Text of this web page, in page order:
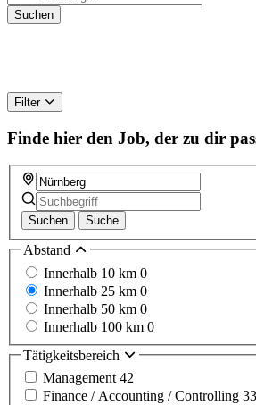
Filter
Finde hier den Job, der zu dir
Suchen Suche
Abstand
Innerhalb 10 km 0
Innerhalb 25 km 0
Innerhalb 50 km 0
Innerhalb 100 km 0
Tätigkeitsbereich
Management 42
Finance / Accounting / Controlling 33